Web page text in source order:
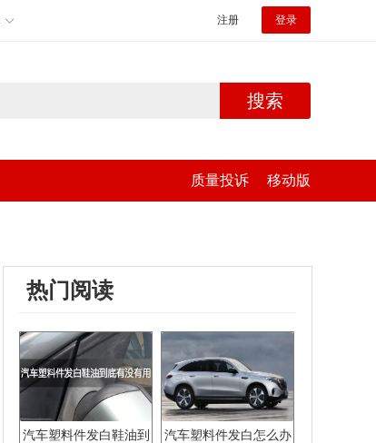
注册 登录
搜索
质量投诉 移动版
热门阅读
汽车塑料件发白鞋油到
汽车塑料件发白怎么办